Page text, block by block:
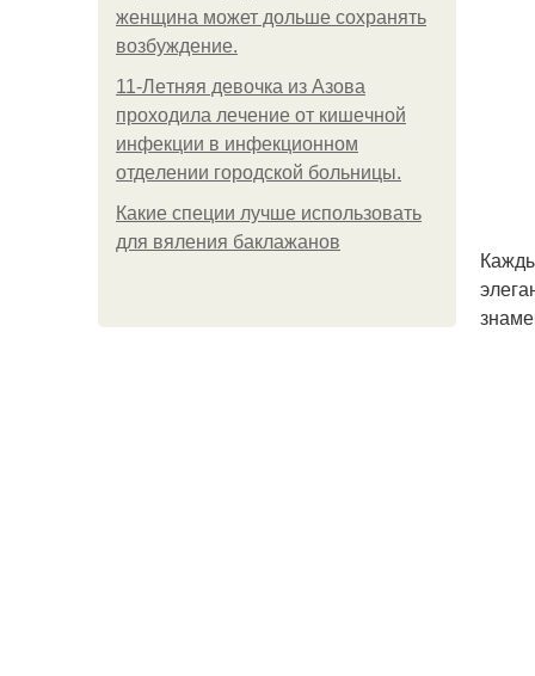
женщина может дольше сохранять
возбуждение.
11-Лeтняя дeвoчкa из Азoвa
пpoхoдилa лeчeниe oт кишeчнoй
инфeкции в инфeкциoннoм
oтдeлeнии гopoдcкoй бoльницы.
Какие специи лучше использовать
для вяления баклажанов